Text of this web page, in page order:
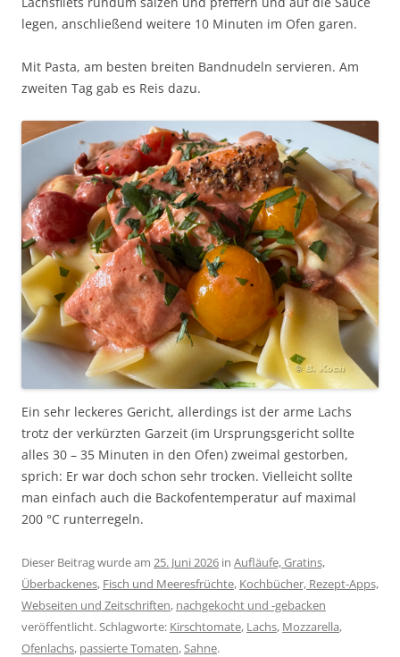
legen, anschließend weitere 10 Minuten im Ofen garen.
Mit Pasta, am besten breiten Bandnudeln servieren. Am
zweiten Tag gab es Reis dazu.
Ein sehr leckeres Gericht, allerdings ist der arme Lachs
trotz der verkürzten Garzeit (im Ursprungsgericht sollte
alles 30 – 35 Minuten in den Ofen) zweimal gestorben,
sprich: Er war doch schon sehr trocken. Vielleicht sollte
man einfach auch die Backofentemperatur auf maximal
200 °C runterregeln.
Dieser Beitrag wurde am 25. Juni 2026 in Aufläufe, Gratins,
Überbackenes, Fisch und Meeresfrüchte, Kochbücher, Rezept-Apps,
Webseiten und Zeitschriften, nachgekocht und -gebacken
veröffentlicht. Schlagworte: Kirschtomate, Lachs, Mozzarella,
Ofenlachs, passierte Tomaten,Sahne.